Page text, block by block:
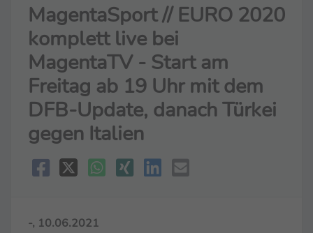
MagentaSport // EURO 2020
komplett live bei
MagentaTV - Start am
Freitag ab 19 Uhr mit dem
DFB-Update, danach Türkei
gegen Italien
-, 10.06.2021